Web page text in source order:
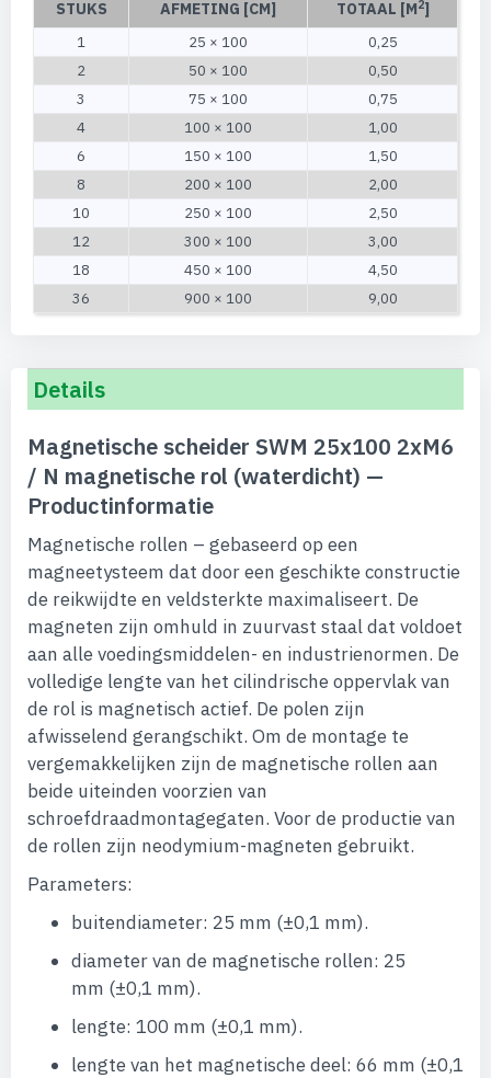
STUKS AFMETING [CM] TOTAAL [M2]
1 25 × 100
0,25
2
50 × 100
0,50
3
75 × 100
0,75
4
100 × 100
1,00
6
150 × 100
1,50
8
200 × 100
2,00
10
250 × 100
2,50
12
300 × 100
3,00
18
450 × 100
4,50
36
900 × 100 9,00
Details
Magnetische scheider SWM 25x100 2xM6
/ N magnetische rol (waterdicht) —
Productinformatie
Magnetische rollen – gebaseerd op een
magneetysteem dat door een geschikte constructie
de reikwijdte en veldsterkte maximaliseert. De
magneten zijn omhuld in zuurvast staal dat voldoet
aan alle voedingsmiddelen- en industrienormen. De
volledige lengte van het cilindrische oppervlak van
de rol is magnetisch actief. De polen zijn
afwisselend gerangschikt. Om de montage te
vergemakkelijken zijn de magnetische rollen aan
beide uiteinden voorzien van
schroefdraadmontagegaten. Voor de productie van
de rollen zijn neodymium-magneten gebruikt.
Parameters:
buitendiameter: 25 mm (±0,1 mm).
diameter van de magnetische rollen: 25
mm (±0,1 mm).
lengte: 100 mm (±0,1 mm).
lengte van het magnetische deel: 66 mm (±0,1